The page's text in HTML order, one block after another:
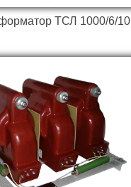
ТСЛ 1000/6/10